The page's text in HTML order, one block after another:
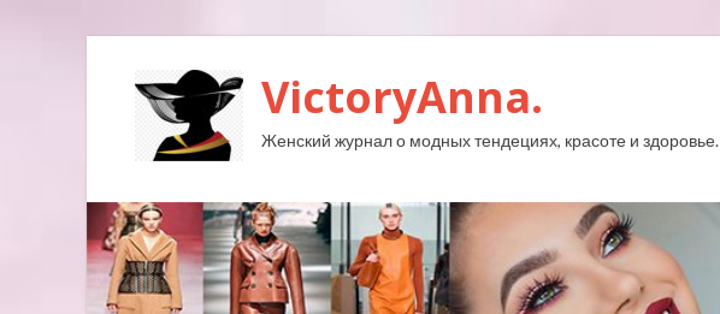
VictoryAnna.
Женский журнал о модных тендециях, красоте и здоровье.